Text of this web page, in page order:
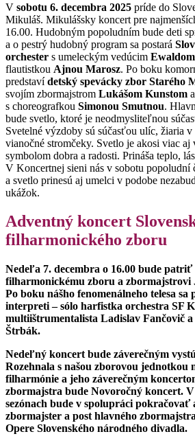
V sobotu 6. decembra 2025 príde do
Mikuláš. Mikulášsky koncert pre
16.00. Hudobným popoludním bude deti
a o pestrý hudobný program sa postará
orchester s umeleckým vedúcim
flautistkou Ajnou Marosz. Po boku
predstavídetský spevácky zbor Starého
svojím zbormajstrom Lukášom Kunstom a
s choreografkou Simonou Smutnou.
bude svetlo, ktoré je neodmysliteľnou
Svetelné výzdoby sú súčasťou ulíc, žiaria
vianočné stromčeky. Svetlo je akosi viac aj
symbolom dobra a radosti. Prináša teplo,
V Koncertnej sieni nás v sobotu popoludní
a svetlo prinesú aj umelci v podobe
ukážok.
Adventný koncert
filharmonického zboru
Nedeľa 7. decembra o 16.00 bude patriť
filharmonickému zboru a zbormajstrovi
Po boku nášho fenomenálneho telesa sa
interpreti – sólo harfistka orchestra SF
multiištrumentalista Ladislav Fančovič
Štrbák.
Nedeľný koncert bude záverečným
Rozehnala s našou zborovou jednotkou
filharmónie a jeho záverečným
zbormajstra bude Novoročný koncert.
sezónach bude v spolupráci
zbormajster a post hlavného
Opere Slovenského národného divadla.